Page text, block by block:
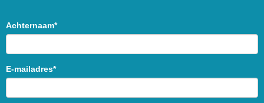
Achternaam*
E-mailadres*